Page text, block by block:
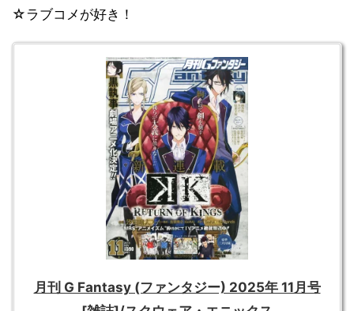
☆ラブコメが好き！
月刊 G Fantasy (ファンタジー) 2025年 11月号